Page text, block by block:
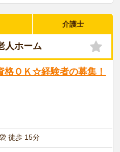
介護士
人ホーム
格ＯＫ☆経験者の募集！
徒歩 15分